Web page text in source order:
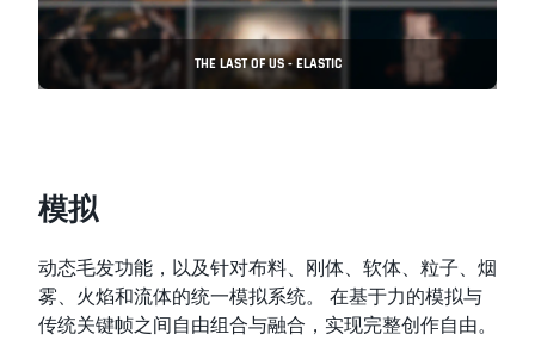
THE LAST OF US - ELASTIC
模拟
动态毛发功能，以及针对布料、刚体、软体、粒子、烟
雾、火焰和流体的统一模拟系统。 在基于力的模拟与
传统关键帧之间自由组合与融合，实现完整创作自由。